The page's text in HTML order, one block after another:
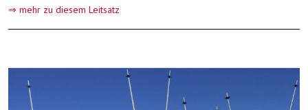
⇒ mehr zu diesem Leitsatz